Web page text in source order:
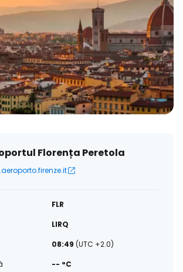
Florența Peretola
FLR
LIRQ
08:49 (UTC +2.0)
-- °C